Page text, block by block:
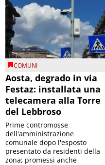
COMUNI
Aosta, degrado in via
Festaz: installata una
telecamera alla Torre
del Lebbroso
Prime contromosse
dell'amministrazione
comunale dopo l'esposto
presentato da residenti della
zona; promessi anche
maggiori controlli e ulteriori